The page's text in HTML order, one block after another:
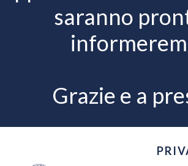
saranno
Grazie e a